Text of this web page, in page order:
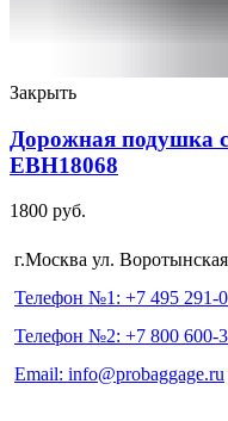
Закрыть
Дорожная подушка
EBH18068
1800 руб.
г.Москва ул.
Телефон №1: +7 495 291-
Телефон №2: +7 800 600-
Email: info@probaggage.ru